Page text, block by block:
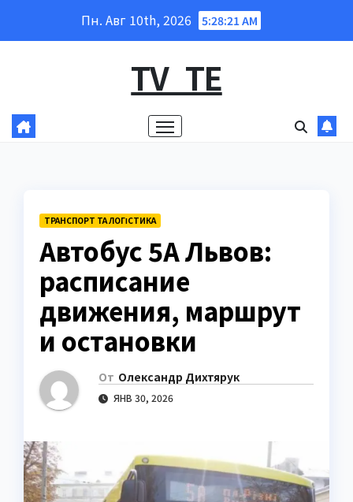
Пн. Авг 10th, 2026 5:28:22 AM
TV_TE
ТРАНСПОРТ ТА ЛОГІСТИКА
Автобус 5А Львов:
расписание
движения, маршрут
и остановки
От Олександр Дихтярук
ЯНВ 30, 2026